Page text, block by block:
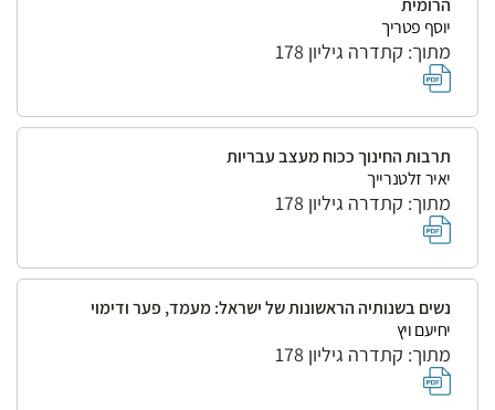
הרומית
יוסף פטריך
מתוך: קתדרה גיליון 178
תרבות החינוך ככוח מעצב עבריות
יאיר זלטנרייך
מתוך: קתדרה גיליון 178
נשים בשנותיה הראשונות של ישראל: מעמד, פער ודימוי
יחיעם ויץ
מתוך: קתדרה גיליון 178